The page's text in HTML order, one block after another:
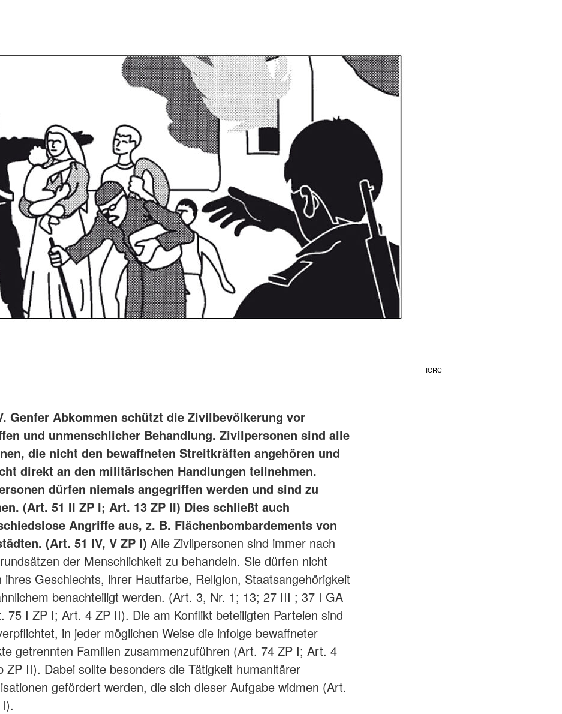
ICRC
Genfer Abkommen schützt die Zivilbevölkerung vor
und unmenschlicher Behandlung. Zivilpersonen sind alle
die nicht den bewaffneten Streitkräften angehören und
direkt an den militärischen Handlungen teilnehmen.
dürfen niemals angegriffen werden und sind zu
(Art. 51 II ZP I; Art. 13 ZP II) Dies schließt auch
Angriffe aus, z. B. Flächenbombardements von
(Art. 51 IV, V ZP I) Alle Zivilpersonen sind immer nach
der Menschlichkeit zu behandeln. Sie dürfen nicht
ihres Geschlechts, ihrer Hautfarbe, Religion, Staatsangehörigkeit
benachteiligt werden. (Art. 3, Nr. 1; 13; 27 III ; 37 I GA
75 I ZP I; Art. 4 ZP II). Die am Konflikt beteiligten Parteien sind
in jeder möglichen Weise die infolge bewaffneter
getrennten Familien zusammenzuführen (Art. 74 ZP I; Art. 4
ZP II). Dabei sollte besonders die Tätigkeit humanitärer
gefördert werden, die sich dieser Aufgabe widmen (Art.